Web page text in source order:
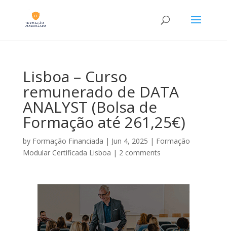
Lisboa – Curso
remunerado de DATA
ANALYST (Bolsa de
Formação até 261,25€)
by Formação Financiada | Jun 4, 2025 | Formação
Modular Certificada Lisboa | 2 comments